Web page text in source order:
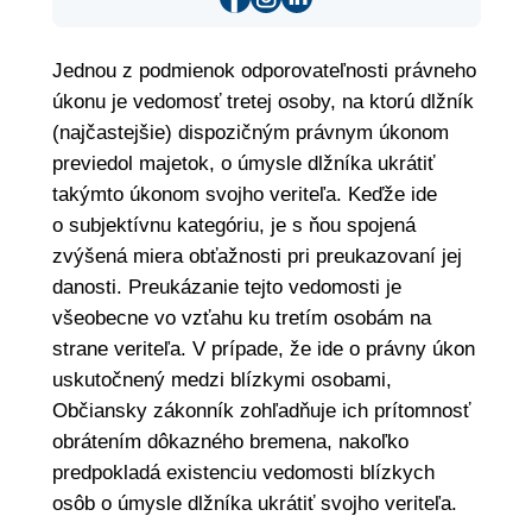
Jednou z podmienok odporovateľnosti právneho
úkonu je vedomosť tretej osoby, na ktorú dlžník
(najčastejšie) dispozičným právnym úkonom
previedol majetok, o úmysle dlžníka ukrátiť
takýmto úkonom svojho veriteľa. Keďže ide
o subjektívnu kategóriu, je s ňou spojená
zvýšená miera obťažnosti pri preukazovaní jej
danosti. Preukázanie tejto vedomosti je
všeobecne vo vzťahu ku tretím osobám na
strane veriteľa. V prípade, že ide o právny úkon
uskutočnený medzi blízkymi osobami,
Občiansky zákonník zohľadňuje ich prítomnosť
obrátením dôkazného bremena, nakoľko
predpokladá existenciu vedomosti blízkych
osôb o úmysle dlžníka ukrátiť svojho veriteľa.